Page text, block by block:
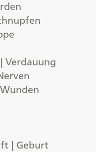
Verdauung
| Geburt